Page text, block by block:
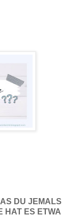
DU JEMALS
HAT ES ETWA